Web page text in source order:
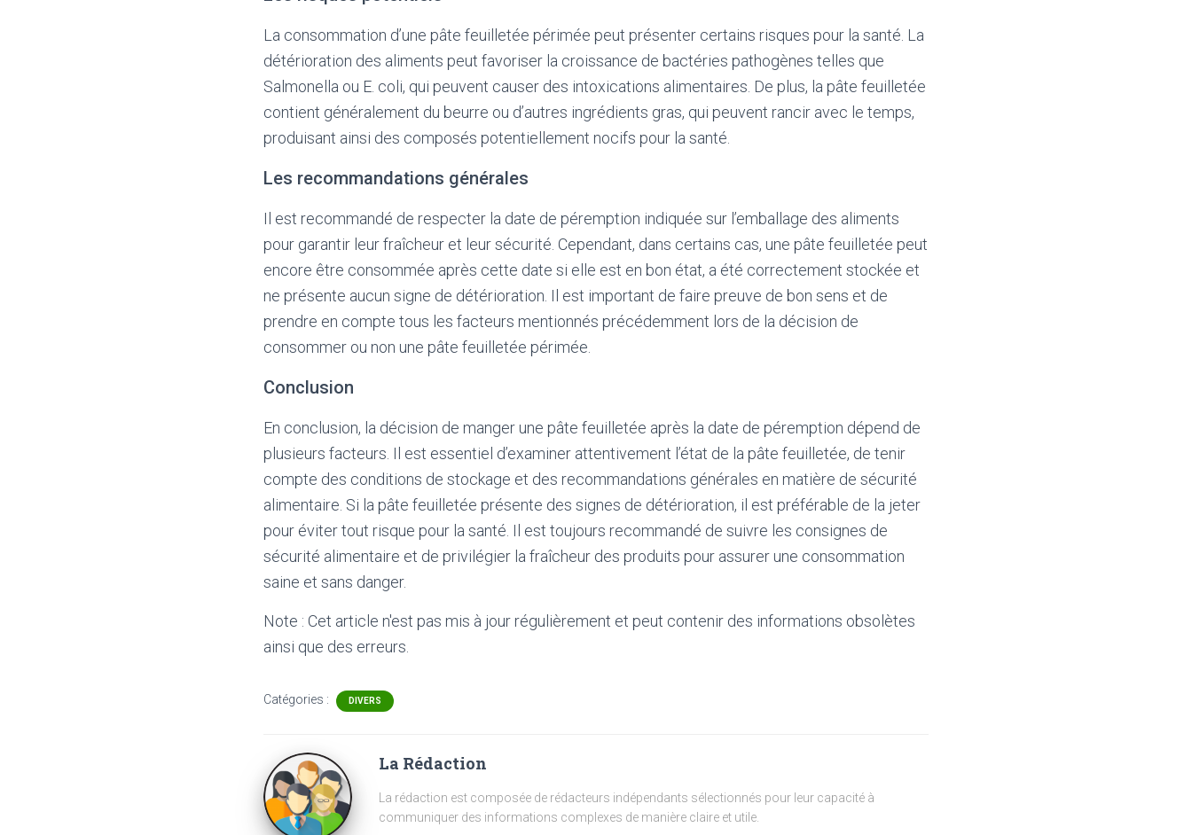
La consommation d’une pâte feuilletée périmée peut présenter certains risques pour la santé. La
détérioration des aliments peut favoriser la croissance de bactéries pathogènes telles que
Salmonella ou E. coli, qui peuvent causer des intoxications alimentaires. De plus, la pâte feuilletée
contient généralement du beurre ou d’autres ingrédients gras, qui peuvent rancir avec le temps,
produisant ainsi des composés potentiellement nocifs pour la santé.
Les recommandations générales
Il est recommandé de respecter la date de péremption indiquée sur l’emballage des aliments
pour garantir leur fraîcheur et leur sécurité. Cependant, dans certains cas, une pâte feuilletée peut
encore être consommée après cette date si elle est en bon état, a été correctement stockée et
ne présente aucun signe de détérioration. Il est important de faire preuve de bon sens et de
prendre en compte tous les facteurs mentionnés précédemment lors de la décision de
consommer ou non une pâte feuilletée périmée.
Conclusion
En conclusion, la décision de manger une pâte feuilletée après la date de péremption dépend de
plusieurs facteurs. Il est essentiel d’examiner attentivement l’état de la pâte feuilletée, de tenir
compte des conditions de stockage et des recommandations générales en matière de sécurité
alimentaire. Si la pâte feuilletée présente des signes de détérioration, il est préférable de la jeter
pour éviter tout risque pour la santé. Il est toujours recommandé de suivre les consignes de
sécurité alimentaire et de privilégier la fraîcheur des produits pour assurer une consommation
saine et sans danger.
Note : Cet article n'est pas mis à jour régulièrement et peut contenir des informations obsolètes
ainsi que des erreurs.
Catégories : DIVERS
La Rédaction
La rédaction est composée de rédacteurs indépendants sélectionnés pour leur capacité à
communiquer des informations complexes de manière claire et utile.